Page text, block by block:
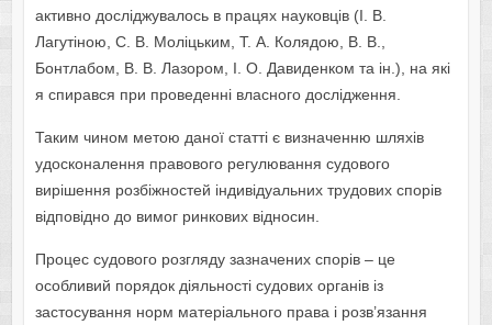
активно досліджувалось в працях науковців (І. В.
Лагутіною, С. В. Моліцьким, Т. А. Колядою, В. В.,
Бонтлабом, В. В. Лазором, І. О. Давиденком та ін.), на які
я спирався при проведенні власного дослідження.
Таким чином метою даної статті є визначенню шляхів
удосконалення правового регулювання судового
вирішення розбіжностей індивідуальних трудових спорів
відповідно до вимог ринкових відносин.
Процес судового розгляду зазначених спорів – це
особливий порядок діяльності судових органів із
застосування норм матеріального права і розв’язання